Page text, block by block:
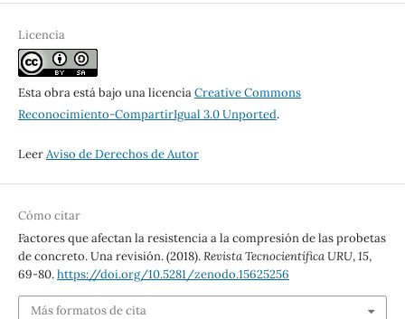
Licencia
Esta obra está bajo una licenciaCreative Commons
Reconocimiento-CompartirIgual 3.0 Unported.
LeerAviso de Derechos de Autor
Cómo citar
Factores que afectan la resistencia a la compresión de las probetas
de concreto. Una revisión. (2018).Revista Tecnocientífica URU,15,
69-80.https://doi.org/10.5281/zenodo.15625256
Más formatos de cita